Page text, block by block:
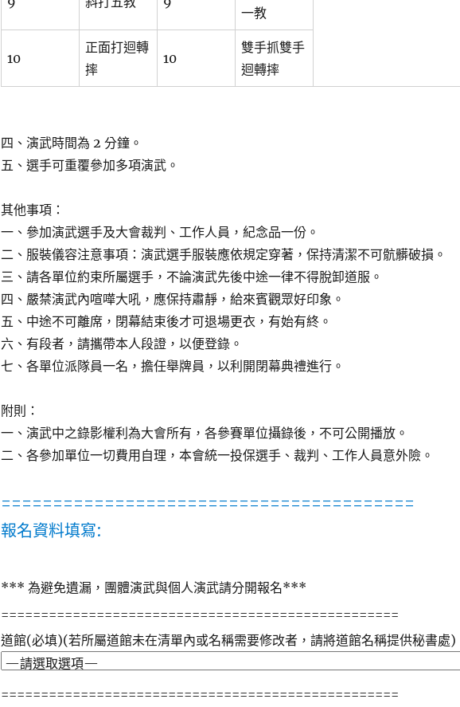
一教
10
正面打迴轉
摔
10
雙手抓雙手
迴轉摔
四、演武時間為 2 分鐘。
五、選手可重覆參加多項演武。
其他事項：
一、參加演武選手及大會裁判、工作人員，紀念品一份。
二、服裝儀容注意事項：演武選手服裝應依規定穿著，保持清潔不可骯髒破損。
三、請各單位約束所屬選手，不論演武先後中途一律不得脫卸道服。
四、嚴禁演武內喧嘩大吼，應保持肅靜，給來賓觀眾好印象。
五、中途不可離席，閉幕結束後才可退場更衣，有始有終。
六、有段者，請攜帶本人段證，以便登錄。
七、各單位派隊員一名，擔任舉牌員，以利開閉幕典禮進行。
附則：
一、演武中之錄影權利為大會所有，各參賽單位攝錄後，不可公開播放。
二、各參加單位一切費用自理，本會統一投保選手、裁判、工作人員意外險。
========================================
報名資料填寫:
*** 為避免遺漏，團體演武與個人演武請分開報名***
==================================================
道館(必填)(若所屬道館未在清單內或名稱需要修改者，請將道館名稱提供秘書處)
==================================================